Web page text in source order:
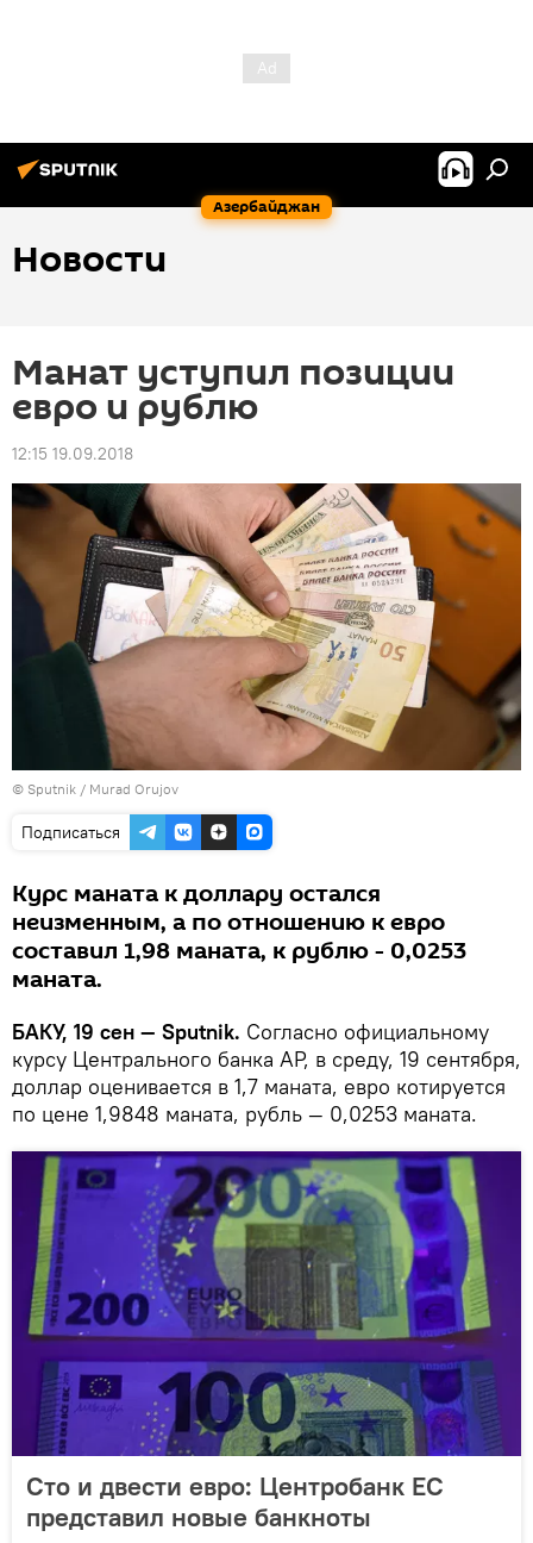
Азербайджан
Новости
Манат уступил позиции
евро и рублю
12:15 19.09.2018
© Sputnik / Murad Orujov
Подписаться
Курс маната к доллару остался
неизменным, а по отношению к евро
составил 1,98 маната, к рублю - 0,0253
маната.
БАКУ, 19 сен — Sputnik. Согласно официальному
курсу Центрального банка АР, в среду, 19 сентября,
доллар оценивается в 1,7 маната, евро котируется
по цене 1,9848 маната, рубль — 0,0253 маната.
Сто и двести евро: Центробанк ЕС
представил новые банкноты